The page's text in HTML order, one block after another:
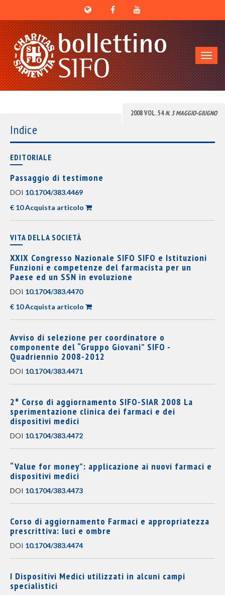
2008 VOL. 54N. 3 MAGGIO-GIUGNO
Indice
EDITORIALE
Passaggio di testimone
DOI 10.1704/383.4469
€ 10 Acquista articolo
VITA DELLA SOCIETÀ
XXIX Congresso Nazionale SIFO SIFO e Istituzioni
Funzioni e competenze del farmacista per un
Paese ed un SSN in evoluzione
DOI 10.1704/383.4470
€ 10 Acquista articolo
Avviso di selezione per coordinatore o
componente del “Gruppo Giovani” SIFO -
Quadriennio 2008-2012
DOI 10.1704/383.4471
2° Corso di aggiornamento SIFO-SIAR 2008 La
sperimentazione clinica dei farmaci e dei
dispositivi medici
DOI 10.1704/383.4472
“Value for money”: applicazione ai nuovi farmaci e
dispositivi medici
DOI 10.1704/383.4473
Corso di aggiornamento Farmaci e appropriatezza
prescrittiva: luci e ombre
DOI 10.1704/383.4474
I Dispositivi Medici utilizzati in alcuni campi
specialistici